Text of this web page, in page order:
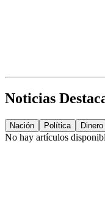
Noticias
Nación Política Dinero
No hay artículos